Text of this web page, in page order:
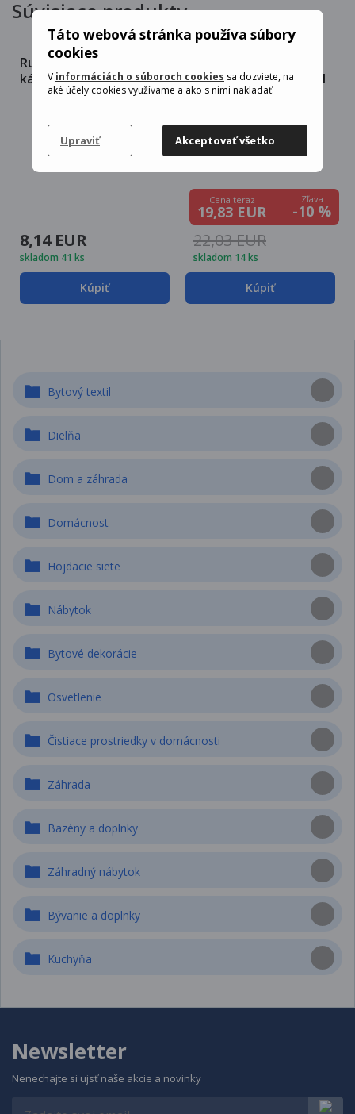
Táto webová stránka používa súbory
cookies
V informáciách o súboroch cookies sa dozviete, na
aké účely cookies využívame a ako s nimi nakladať.
Upraviť Akceptovať všetko
Súvisiace produkty
Ruhhy 24565 Kanvica na
kávu, French press, čaj
1000 ml sklo
8,14 EUR
skladom 41 ks
Kúpiť
tlakový kávovar 300 ml
Cena teraz
19,83 EUR
Zľava
-10 %
22,03 EUR
skladom 14 ks
Kúpiť
Bytový textil
Dielňa
Dom a záhrada
Domácnost
Hojdacie siete
Nábytok
Bytové dekorácie
Osvetlenie
Čistiace prostriedky v domácnosti
Záhrada
Bazény a doplnky
Záhradný nábytok
Bývanie a doplnky
Kuchyňa
Newsletter
Nenechajte si ujsť naše akcie a novinky